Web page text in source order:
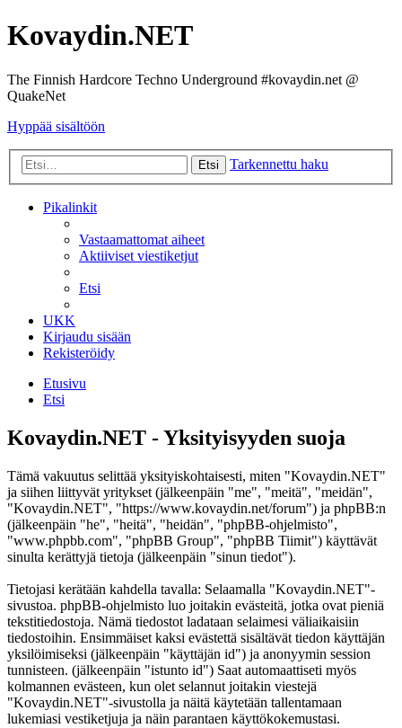
Kovaydin.NET
The Finnish Hardcore Techno Underground #kovaydin.net @
QuakeNet
Hyppää sisältöön
Etsi Tarkennettu haku
Pikalinkit
Vastaamattomat aiheet
Aktiiviset viestiketjut
Etsi
UKK
Kirjaudu sisään
Rekisteröidy
Etusivu
Etsi
Kovaydin.NET - Yksityisyyden suoja
Tämä vakuutus selittää yksityiskohtaisesti, miten "Kovaydin.NET"
ja siihen liittyvät yritykset (jälkeenpäin "me", "meitä", "meidän",
"Kovaydin.NET", "https://www.kovaydin.net/forum") ja phpBB:n
(jälkeenpäin "he", "heitä", "heidän", "phpBB-ohjelmisto",
"www.phpbb.com", "phpBB Group", "phpBB Tiimit") käyttävät
sinulta kerättyjä tietoja (jälkeenpäin "sinun tiedot").
Tietojasi kerätään kahdella tavalla: Selaamalla "Kovaydin.NET"-
sivustoa. phpBB-ohjelmisto luo joitakin evästeitä, jotka ovat pieniä
tekstitiedostoja. Nämä tiedostot ladataan selaimesi väliaikaisiin
tiedostoihin. Ensimmäiset kaksi evästettä sisältävät tiedon käyttäjän
yksilöimiseksi (jälkeenpäin "käyttäjän id") ja anonyymin session
tunnisteen. (jälkeenpäin "istunto id") Saat automaattiseti myös
kolmannen evästeen, kun olet selannut joitakin viestejä
"Kovaydin.NET"-sivustolla ja näitä käytetään tallentamaan
lukemiasi vestiketjuja ja näin parantaen käyttökokemustasi.